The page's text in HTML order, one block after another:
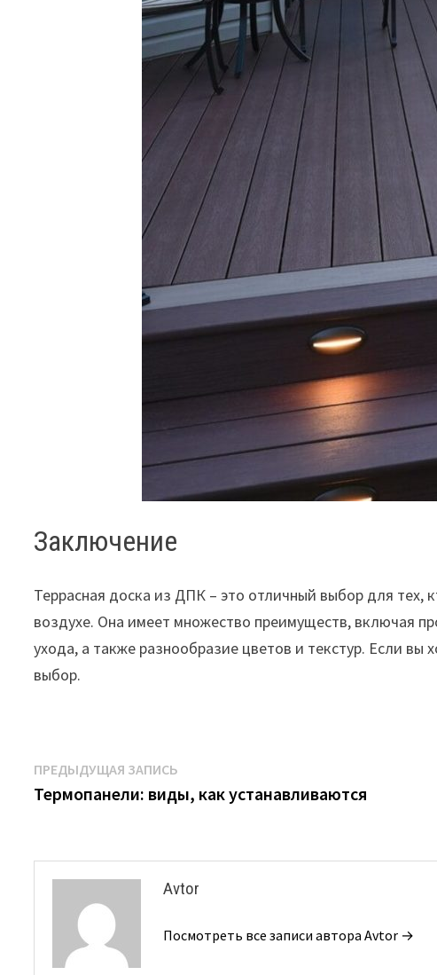
Заключение
Террасная доска из ДПК – это отличный выбор для
воздухе. Она имеет множество преимуществ, включая
ухода, а также разнообразие цветов и текстур. Если
выбор.
Навигация
по
ПРЕДЫДУЩАЯ ЗАПИСЬ
запись:
Термопанели: виды, как устанавливаются
Avtor
Посмотреть все записи автора Avtor →